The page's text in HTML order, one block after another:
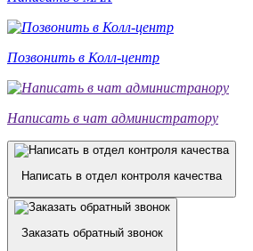
Позвонить в Колл-центр
Написать в чат администратору
Написать в отдел контроля качества
Заказать обратный звонок